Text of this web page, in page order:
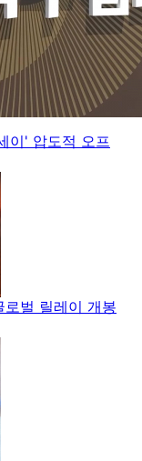
이' 압도적 오프
벌 릴레이 개봉